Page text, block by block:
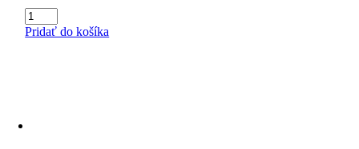
množstvo
CAFFÉ
Pridať do košíka